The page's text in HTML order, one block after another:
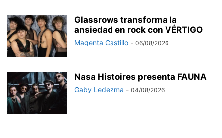
Glassrows transforma la
ansiedad en rock con VÉRTIGO
Magenta Castillo - 06/08/2026
Nasa Histoires presenta FAUNA
Gaby Ledezma - 04/08/2026